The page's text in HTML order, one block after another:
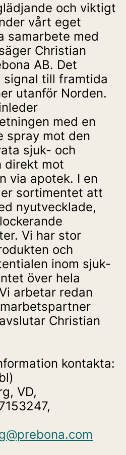
och viktigt
vårt eget
samarbete med
Christian
AB. Det
signal till framtida
utanför Norden.
med en
spray mot den
sjuk- och
direkt mot
via apotek. I en
sortimentet att
nyutvecklade,
Vi har stor
och
inom sjuk-
över hela
arbetar redan
Christian
kontakta:
VD,